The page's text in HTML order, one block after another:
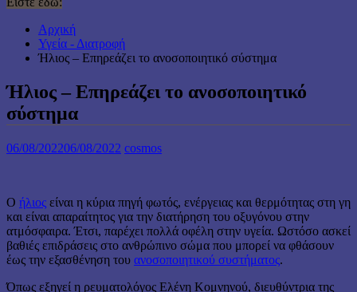
Αρχική
Υγεία - Διατροφή
Ήλιος – Επηρεάζει το ανοσοποιητικό σύστημα
Ήλιος – Επηρεάζει το ανοσοποιητικό
σύστημα
06/08/202206/08/2022 cosmos
Ο ήλιος είναι η κύρια πηγή φωτός, ενέργειας και θερμότητας στη γη
και είναι απαραίτητος για την διατήρηση του οξυγόνου στην
ατμόσφαιρα. Έτσι, παρέχει πολλά οφέλη στην υγεία. Ωστόσο ασκεί
βαθιές επιδράσεις στο ανθρώπινο σώμα που μπορεί να φθάσουν
έως την εξασθένηση του ανοσοποιητικού συστήματος.
Όπως εξηγεί η ρευματολόγος Ελένη Κομνηνού, διευθύντρια της